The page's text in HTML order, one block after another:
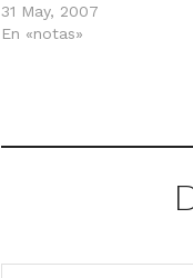
31 May, 2007
En «notas»
Escribe tu correo electrónico…